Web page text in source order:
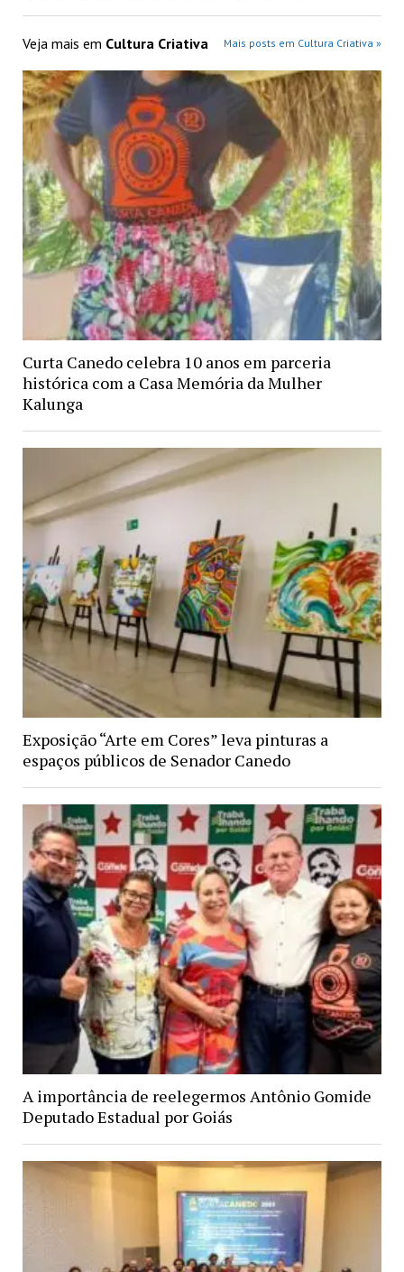
Veja mais em Cultura Criativa Mais posts em Cultura Criativa »
Curta Canedo celebra 10 anos em parceria
histórica com a Casa Memória da Mulher
Kalunga
Exposição “Arte em Cores” leva pinturas a
espaços públicos de Senador Canedo
A importância de reelegermos Antônio Gomide
Deputado Estadual por Goiás